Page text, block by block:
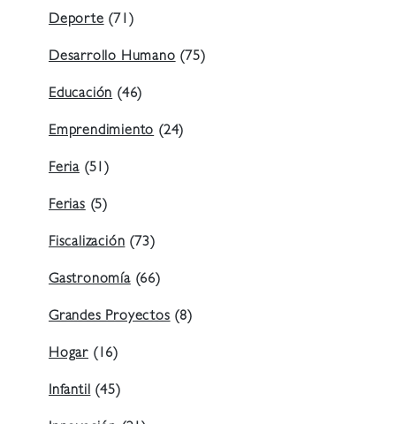
Deporte(71)
Desarrollo Humano(75)
Educación(46)
Emprendimiento(24)
Feria (51)
Ferias(5)
Fiscalización(73)
Gastronomía(66)
Grandes Proyectos(8)
Hogar (16)
Infantil(45)